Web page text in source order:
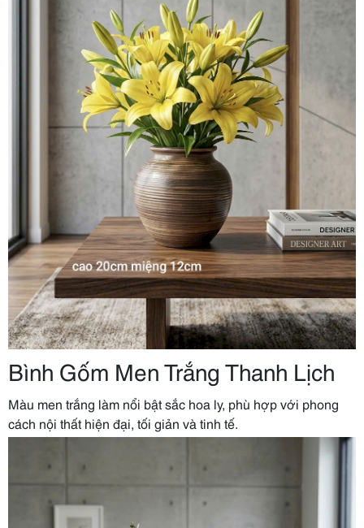
Bình Gốm Men Trắng Thanh Lịch
Màu men trắng làm nổi bật sắc hoa ly, phù hợp với phong
cách nội thất hiện đại, tối giản và tinh tế.